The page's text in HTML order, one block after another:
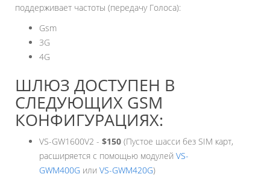
поддерживает частоты (передачу Голоса):
Gsm
3G
4G
ШЛЮЗ ДОСТУПЕН В
СЛЕДУЮЩИХ GSM
КОНФИГУРАЦИЯХ:
VS-GW1600V2 - $150 (Пустое шасси без SIM карт,
расширяется с помощью модулей VS-
GWM400G или VS-GWM420G)